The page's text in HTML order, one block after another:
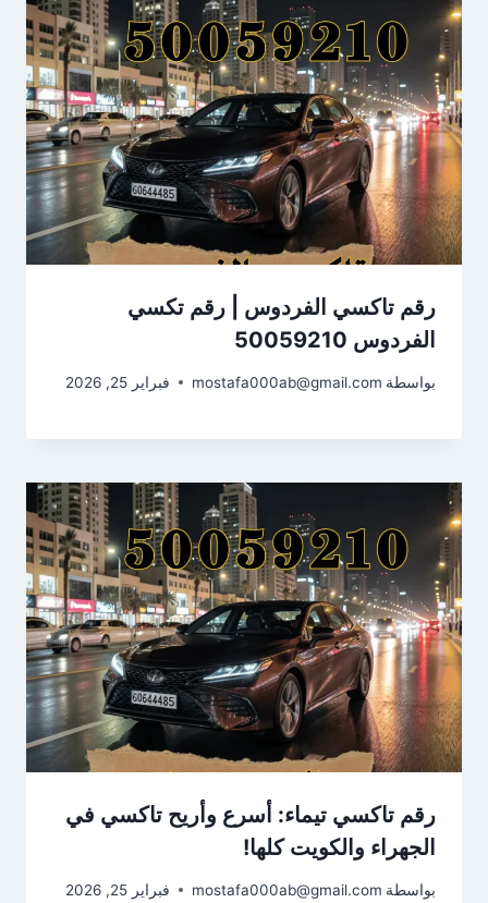
رقم تاكسي الفردوس | رقم تكسي
الفردوس 50059210
بواسطة mostafa000ab@gmail.com فبراير 25, 2026
رقم تاكسي تيماء: أسرع وأريح تاكسي في
الجهراء والكويت كلها!
بواسطة mostafa000ab@gmail.com فبراير 25, 2026